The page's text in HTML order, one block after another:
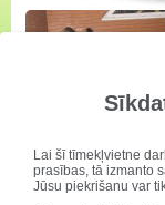
Lai šī tīmekļvietne
prasības, tā izmanto
Jūsu piekrišanu var